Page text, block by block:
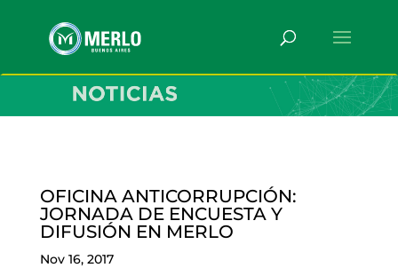
OFICINA ANTICORRUPCIÓN:
JORNADA DE ENCUESTA Y
DIFUSIÓN EN MERLO
Nov 16, 2017